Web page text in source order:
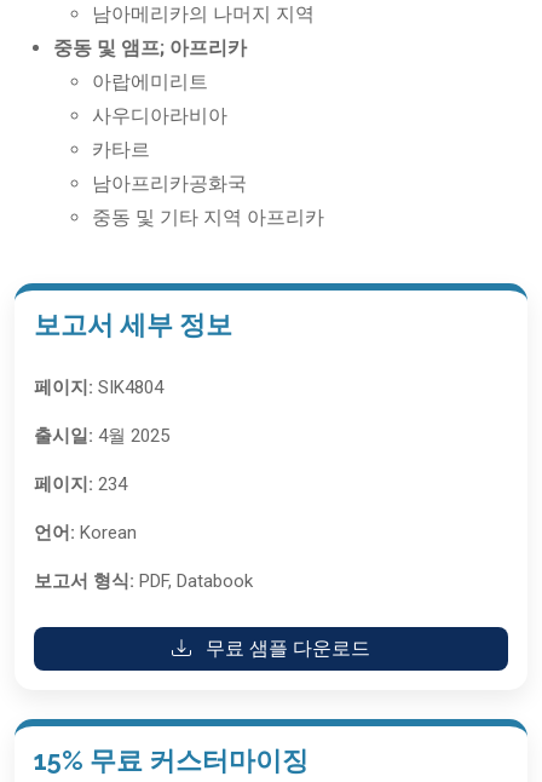
남아메리카의 나머지 지역
중동 및 앰프; 아프리카
아랍에미리트
사우디아라비아
카타르
남아프리카공화국
중동 및 기타 지역 아프리카
보고서 세부 정보
페이지: SIK4804
출시일: 4월 2025
페이지: 234
언어: Korean
보고서 형식: PDF, Databook
무료 샘플 다운로드
15% 무료 커스터마이징